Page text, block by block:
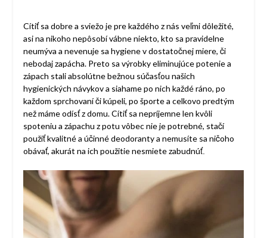
Cítiť sa dobre a sviežo je pre každého z nás veľmi dôležité,
asi na nikoho nepôsobí vábne niekto, kto sa pravidelne
neumýva a nevenuje sa hygiene v dostatočnej miere, či
nebodaj zapácha. Preto sa výrobky eliminujúce potenie a
zápach stali absolútne bežnou súčasťou našich
hygienických návykov a siahame po nich každé ráno, po
každom sprchovaní či kúpeli, po športe a celkovo predtým
než máme odísť z domu. Cítiť sa nepríjemne len kvôli
spoteniu a zápachu z potu vôbec nie je potrebné, stačí
použiť kvalitné a účinné deodoranty a nemusíte sa ničoho
obávať, akurát na ich použitie nesmiete zabudnúť.